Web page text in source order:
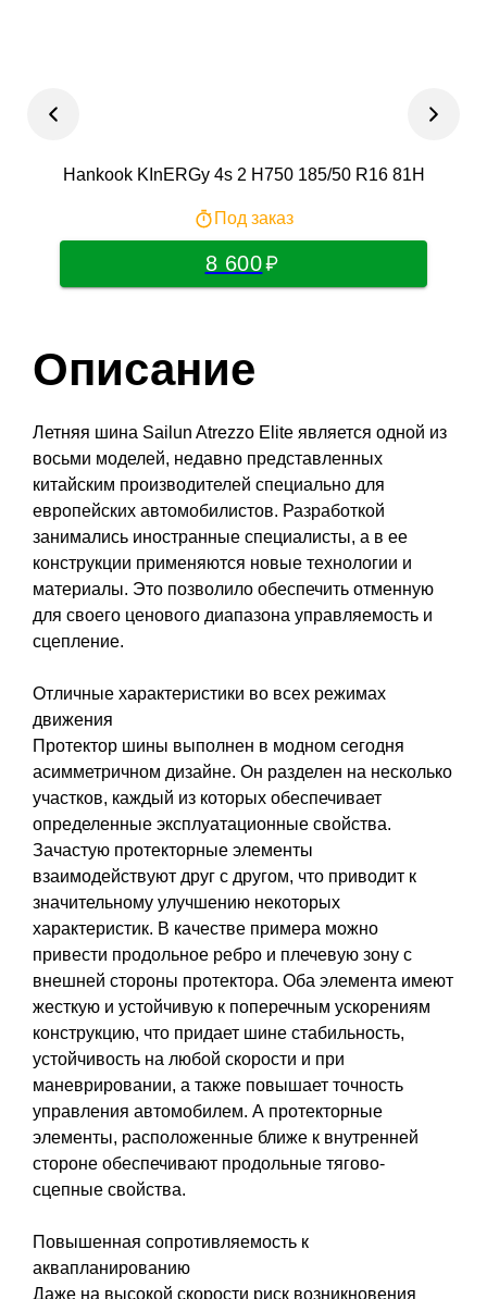
Hankook KInERGy 4s 2 H750 185/50 R16 81H
Под заказ
8 600
Описание
Летняя шина Sailun Atrezzo Elite является одной из
восьми моделей, недавно представленных
китайским производителей специально для
европейских автомобилистов. Разработкой
занимались иностранные специалисты, а в ее
конструкции применяются новые технологии и
материалы. Это позволило обеспечить отменную
для своего ценового диапазона управляемость и
сцепление.
Отличные характеристики во всех режимах
движения
Протектор шины выполнен в модном сегодня
асимметричном дизайне. Он разделен на несколько
участков, каждый из которых обеспечивает
определенные эксплуатационные свойства.
Зачастую протекторные элементы
взаимодействуют друг с другом, что приводит к
значительному улучшению некоторых
характеристик. В качестве примера можно
привести продольное ребро и плечевую зону с
внешней стороны протектора. Оба элемента имеют
жесткую и устойчивую к поперечным ускорениям
конструкцию, что придает шине стабильность,
устойчивость на любой скорости и при
маневрировании, а также повышает точность
управления автомобилем. А протекторные
элементы, расположенные ближе к внутренней
стороне обеспечивают продольные тягово-
сцепные свойства.
Повышенная сопротивляемость к
аквапланированию
Даже на высокой скорости риск возникновения